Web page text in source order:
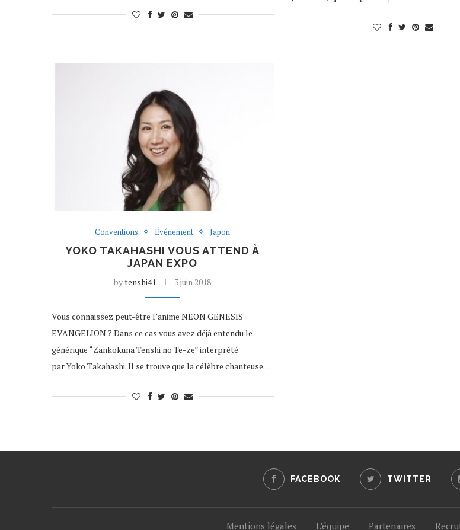
Conventions Événement Japon
YOKO TAKAHASHI VOUS ATTEND À
JAPAN EXPO
bytenshi41 3 juin 2018
Vous connaissez peut-être l’anime NEON GENESIS
EVANGELION ? Dans ce cas vous avez déjà entendu le
générique “Zankokuna Tenshi no Te-ze” interprété
par Yoko Takahashi. Il se trouve que la célèbre chanteuse…
FACEBOOK TWITTER
Mentions légales L’équipe Partenaires